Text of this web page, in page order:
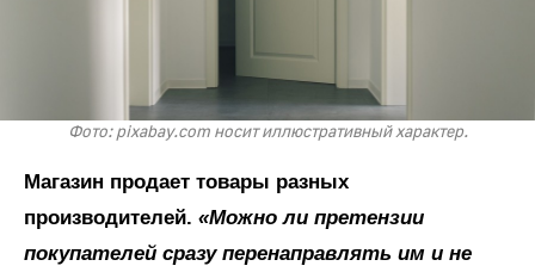
Фото: pixabay.com носит иллюстративный характер.
Магазин продает товары разных
производителей. «Можно ли претензии
покупателей сразу перенаправлять им и не